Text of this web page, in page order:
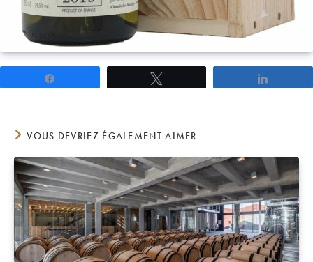
VOUS DEVRIEZ ÉGALEMENT AIMER